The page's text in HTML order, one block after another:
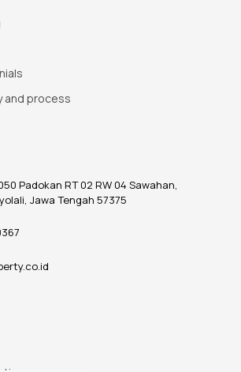
and process
Padokan RT 02 RW 04 Sawahan,
Jawa Tengah 57375